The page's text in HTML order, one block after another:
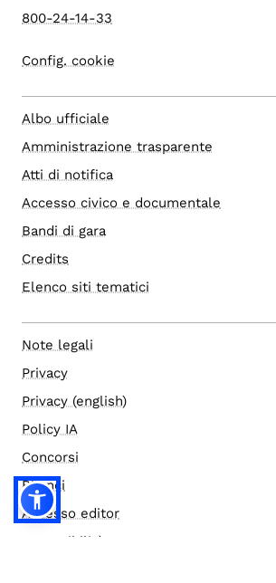
800-24-14-33
Config. cookie
Albo ufficiale
Amministrazione trasparente
Atti di notifica
Accesso civico e documentale
Bandi di gara
Credits
Elenco siti tematici
Note legali
Privacy
Privacy (english)
Policy IA
Concorsi
Bilanci
Accesso editor
Accessibilità